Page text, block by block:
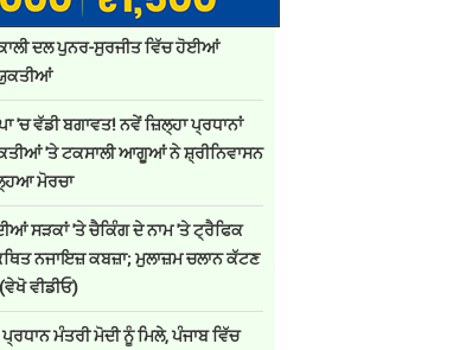
ਦਲ ਪੁਨਰ-ਸੁਰਜੀਤ ਵਿੱਚ ਹੋਈਆਂ
'ਚ ਵੱਡੀ ਬਗਾਵਤ! ਨਵੇਂ ਜ਼ਿਲ੍ਹਾ ਪ੍ਰਧਾਨਾਂ
'ਤੇ ਟਕਸਾਲੀ ਆਗੂਆਂ ਨੇ ਸ਼੍ਰੀਨਿਵਾਸਨ
ਮੋਰਚਾ
ਸੜਕਾਂ 'ਤੇ ਚੈਕਿੰਗ ਦੇ ਨਾਮ 'ਤੇ ਟ੍ਰੈਫਿਕ
ਨਜਾਇਜ਼ ਕਬਜ਼ਾ; ਮੁਲਾਜ਼ਮ ਚਲਾਨ ਕੱਟਣ
ਵੀਡੀਓ)
ਮੰਤਰੀ ਮੋਦੀ ਨੂੰ ਮਿਲੇ, ਪੰਜਾਬ ਵਿੱਚ